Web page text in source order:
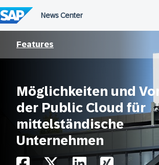
Features
Möglichkeiten und
der Public Cloud für
mittelständische
Unternehmen